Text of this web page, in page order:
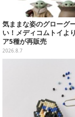
気ままな姿のグローグ
い！メディコムトイよ
ア5種が再販売
2026.8.7